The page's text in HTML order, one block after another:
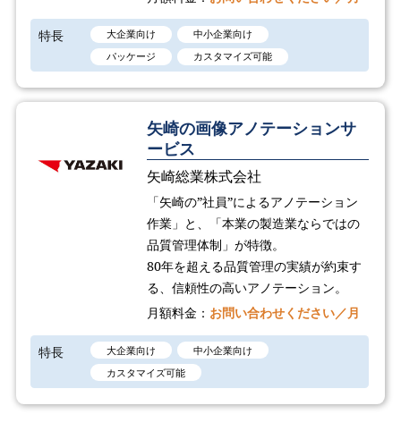
特長 大企業向け
中小企業向け
パッケージ
カスタマイズ可能
矢崎の画像アノテーションサ
ービス
矢崎総業株式会社
「矢崎の”社員”によるアノテーション
作業」と、「本業の製造業ならではの
品質管理体制」が特徴。
80年を超える品質管理の実績が約束す
る、信頼性の高いアノテーション。
月額料金： お問い合わせください／月
特長 大企業向け
中小企業向け
カスタマイズ可能